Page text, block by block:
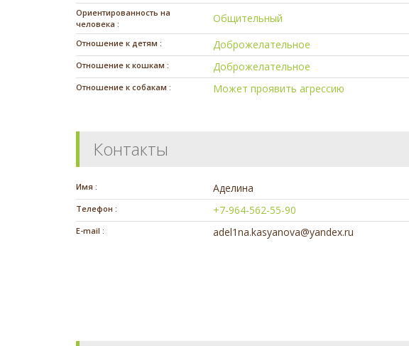
Ориентированность на
человека :
Общительный
Отношение к детям : Доброжелательное
Отношение к кошкам : Доброжелательное
Отношение к собакам : Может проявить агрессию
Контакты
Имя : Аделина
Телефон : +7-964-562-55-90
E-mail : adel1na.kasyanova@yandex.ru